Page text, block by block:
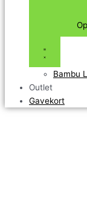
Bambu
Outlet
Gavekort